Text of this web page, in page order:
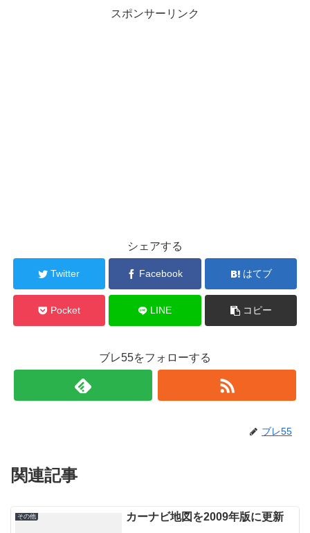
スポンサーリンク
シェアする
Twitter Facebook はてブ
Pocket LINE コピー
ブレ55をフォローする
ブレ55
関連記事
その他 カーナビ地図を2009年版に更新